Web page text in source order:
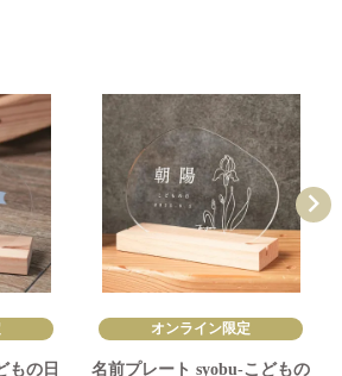
もの日
オンライン限定
名前プレート syobu-こどもの